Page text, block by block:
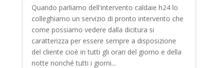
Quando parliamo dell'intervento caldaie h24 lo
colleghiamo un servizio di pronto intervento che
come possiamo vedere dalla dicitura si
caratterizza per essere sempre a disposizione
del cliente cioè in tutti gli orari del giorno e della
notte nonché tutti i giorni...